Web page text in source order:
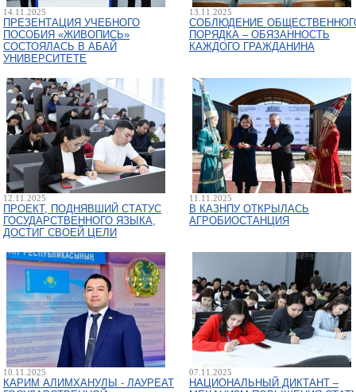
14.11.2025
ПРЕЗЕНТАЦИЯ УЧЕБНОГО
ПОСОБИЯ «ЖИВОПИСЬ»
СОСТОЯЛАСЬ В АБАЙ
УНИВЕРСИТЕТЕ
13.11.2025
СОБЛЮДЕНИЕ
ПОРЯДКА – ОБЯЗАННОСТЬ
КАЖДОГО ГРАЖДАНИНА
12.11.2025
ПРОЕКТ, ПОДНЯВШИЙ СТАТУС
ГОСУДАРСТВЕННОГО ЯЗЫКА,
ДОСТИГ СВОЕЙ ЦЕЛИ
11.11.2025
В КАЗНПУ ОТКРЫЛАСЬ
АГРОБИОСТАНЦИЯ
10.11.2025
КАРИМ АЛИМХАНУЛЫ - ЛАУРЕАТ
07.11.2025
НАЦИОНАЛЬНЫЙ ДИКТАНТ –